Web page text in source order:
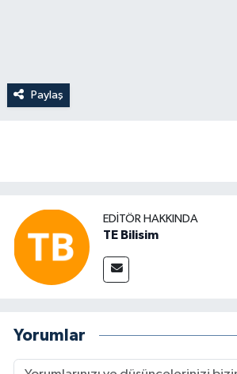
Paylaş
EDITÖR HAKKINDA
TE Bilisim
Yorumlar